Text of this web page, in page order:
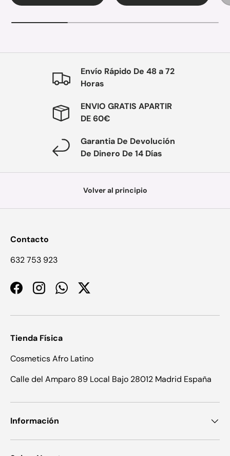
Envío Rápido De 48 a 72
Horas
ENVIO GRATIS APARTIR
DE 60€
Garantia De Devolución
De Dinero De 14 Días
Volver al principio
Contacto
632 753 923
FacebookInstagramWhatsApp
Twitter
Tienda Física
Cosmetics Afro Latino
Calle del Amparo 89 Local Bajo 28012 Madrid España
Información